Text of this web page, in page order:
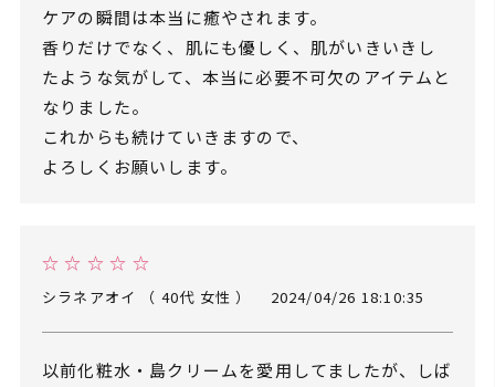
ケアの瞬間は本当に癒やされます。
香りだけでなく、肌にも優しく、肌がいきいきし
たような気がして、本当に必要不可欠のアイテムと
なりました。
これからも続けていきますので、
よろしくお願いします。
☆ ☆ ☆ ☆ ☆
シラネアオイ （ 40代 女性 ） 2024/04/26 18:10:35
以前化粧水・島クリームを愛用してましたが、しば